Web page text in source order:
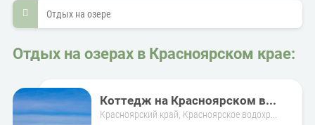
Отдых на озере
Отдых на озерах в Красноярском крае:
Коттедж на Красноярском в...
Красноярский край, Красноярское водохр...